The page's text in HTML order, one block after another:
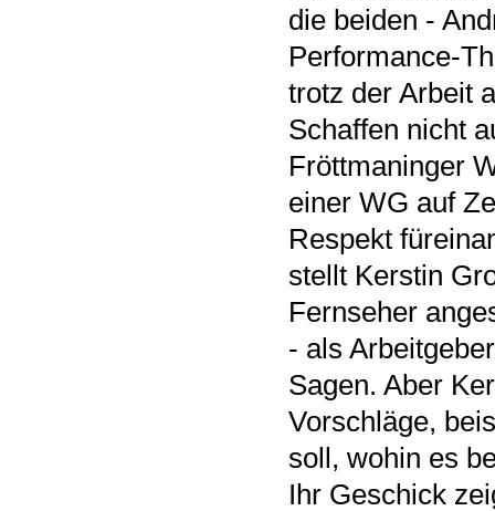
die beiden -
Performance-
trotz der Arbeit
Schaffen nicht
Fröttmaninger
einer WG auf
Respekt
stellt Kerstin
Fernseher
- als
Sagen. Aber
Vorschläge,
soll, wohin es
Ihr Geschick